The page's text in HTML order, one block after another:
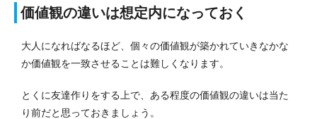
価値観の違いは想定内になっておく
大人になればなるほど、個々の価値観が築かれていきなかな
か価値観を一致させることは難しくなります。
とくに友達作りをする上で、ある程度の価値観の違いは当た
り前だと思っておきましょう。